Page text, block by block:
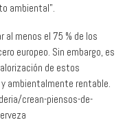
ambiental”.
al menos el 75 % de los
europeo. Sin embargo, es
de estos
ambientalmente rentable.
crean-piensos-de-